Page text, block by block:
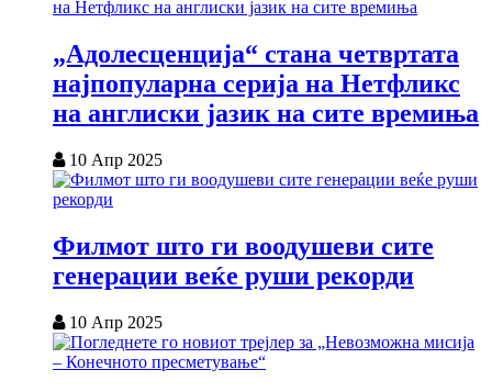
„Адолесценција“ стана четвртата
најпопуларна серија на Нетфликс
на англиски јазик на сите времиња
10 Апр 2025
Филмот што ги воодушеви сите
генерации веќе руши рекорди
10 Апр 2025